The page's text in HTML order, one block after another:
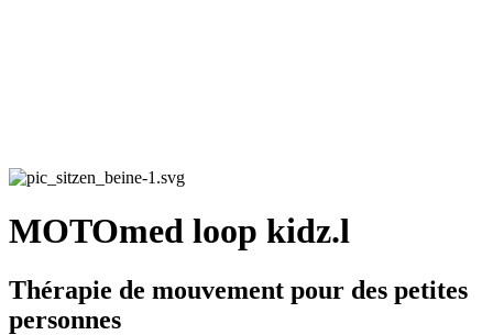
MOTOmed loop kidz.l
Thérapie de mouvement pour des petites
personnes